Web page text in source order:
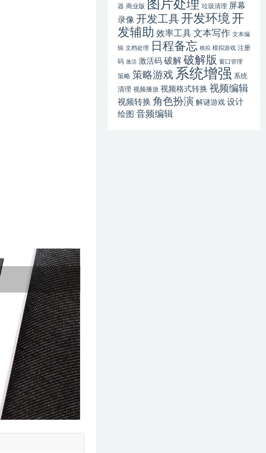
器 商业版 图片处理 垃圾清理 屏幕
录像 开发工具 开发环境开
发辅助 效率工具 文本写作 文本编
辑 文档处理 日程备忘 模拟 模拟游戏 注册
码 激活 激活码 破解破解版 窗口管理
策略 策略游戏 系统增强 系统
清理 视频播放 视频格式转换 视频编辑
视频转换 角色扮演 解谜游戏 设计
绘图 音频编辑